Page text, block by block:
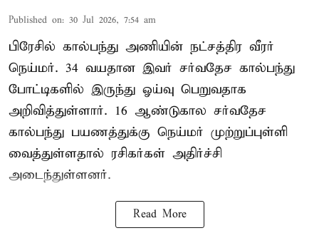
Published on: 30 Jul 2026, 7:54 am
பிரேசில் கால்பந்து அணியின் நட்சத்திர வீரர்
நெய்மர். 34 வயதான இவர் சர்வதேச கால்பந்து
போட்டிகளில் இருந்து ஓய்வு பெறுவதாக
அறிவித்துள்ளார். 16 ஆண்டுகால சர்வதேச
கால்பந்து பயணத்துக்கு நெய்மர் முற்றுப்புள்ளி
வைத்துள்ளதால் ரசிகர்கள் அதிர்ச்சி
அடைந்துள்ளனர்.
Read More